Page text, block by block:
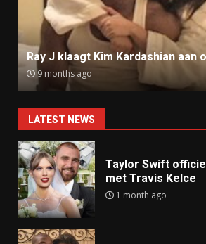
Ray J klaagt Kim Kardashian aan
9 months ago
LATEST NEWS
Taylor Swift
met Travis Kelce
1 month ago